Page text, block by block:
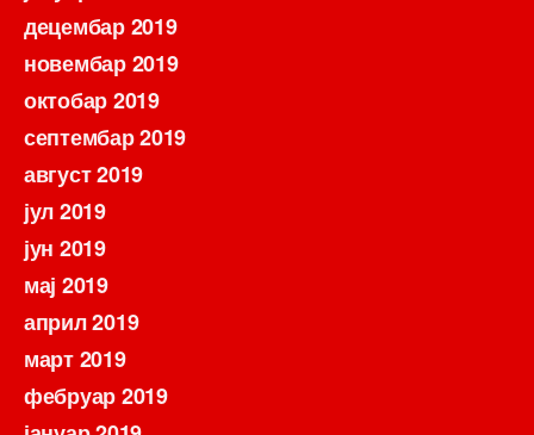
децембар 2019
новембар 2019
октобар 2019
септембар 2019
август 2019
јул 2019
јун 2019
мај 2019
април 2019
март 2019
фебруар 2019